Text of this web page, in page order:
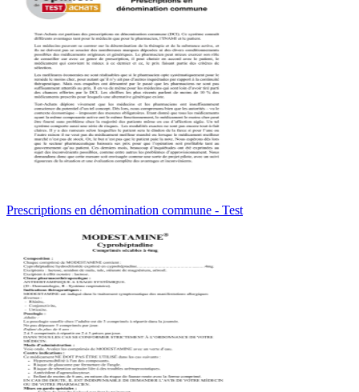
Prescriptions en dénomination commune - Test